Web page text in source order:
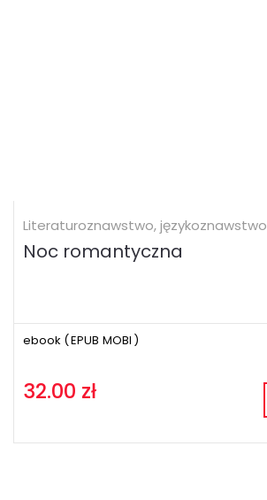
Literaturoznawstwo, językoznawstwo
Noc romantyczna
ebook (EPUB MOBI )
32.00 zł